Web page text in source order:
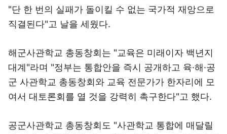
"단 한 번의 실패가 돌이킬 수 없는 국가적 재앙으로
직결된다"고 날을 세웠다.
해군사관학교 총동창회는 "교육은 미래이자 백년지
대계"라며 "정부는 통합안을 즉시 공개하고 육·해·공
군 사관학교 총동창회와 교육 전문가가 한자리에 모
여서 대토론회를 열 것을 강력히 촉구한다"고 했다.
공군사관학교 총동창회도 "사관학교 통합에 매달릴